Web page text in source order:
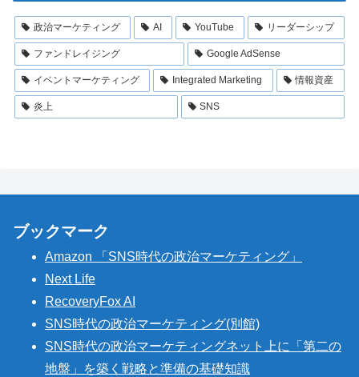
政治マーケティング AI YouTube リーダーシップ
ファンドレイジング Google AdSense
イベントマーケティング Integrated Marketing 情報資産
炎上 SNS
ブックマーク
Amazon 「SNS時代の政治マーケティング」
Next Life
RecoveryFox AI
SNS時代の政治マーケティング(別館)
SNS時代の政治マーケティングネット上に「第二の
地盤」を築く戦略と準備の基礎知識